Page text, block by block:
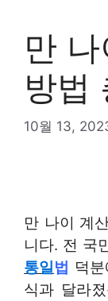
만
방법
10월 13,
만 나이 계
니다. 전 국
통일법 덕
식과 달라